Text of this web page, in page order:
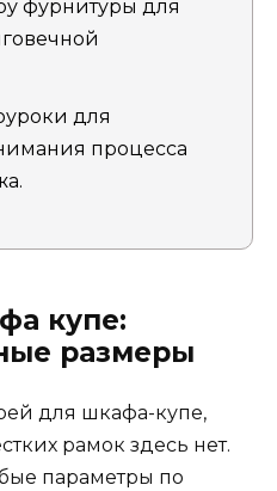
фурнитуры для
для
процесса
купе:
размеры
для шкафа-купе,
рамок здесь нет.
параметры по